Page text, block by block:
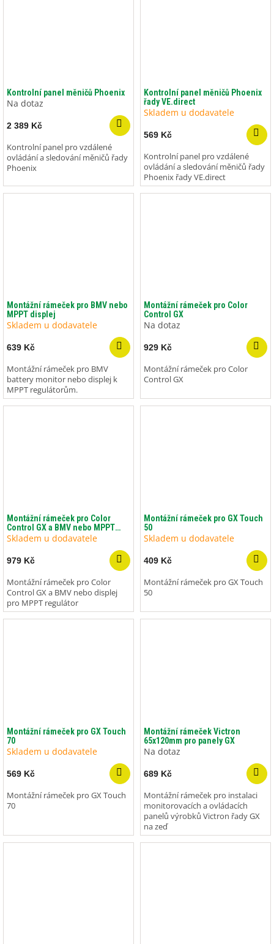
Kontrolní panel měničů Phoenix
Na dotaz
2 389 Kč
Kontrolní panel pro vzdálené
ovládání a sledování měničů řady
Kontrolní panel měničů Phoenix
řady VE.direct
Skladem u dodavatele
569 Kč
Kontrolní panel pro vzdálené
ovládání a sledování měničů řady
Phoenix řady VE.direct
Montážní rámeček pro BMV nebo
MPPT displej
Skladem u dodavatele
639 Kč
Montážní rámeček pro BMV
battery monitor nebo displej k
MPPT regulátorům.
Montážní rámeček pro Color
Control GX
Na dotaz
929 Kč
Montážní rámeček pro Color
Control GX
Montážní rámeček pro Color
Control GX a BMV nebo MPPT
displej
Skladem u dodavatele
979 Kč
Montážní rámeček pro Color
Control GX a BMV nebo displej
pro MPPT regulátor
Montážní rámeček pro GX Touch
50
Skladem u dodavatele
409 Kč
Montážní rámeček pro GX Touch
50
Montážní rámeček pro GX Touch
70
Skladem u dodavatele
569 Kč
Montážní rámeček pro GX Touch
70
Montážní rámeček Victron
65x120mm pro panely GX
Na dotaz
689 Kč
Montážní rámeček pro instalaci
monitorovacích a ovládacích
panelů výrobků Victron řady GX
na zeď